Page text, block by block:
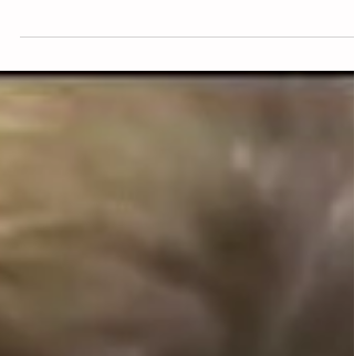
enfrentamiento entre dos grupos de
motonetos en la colonia Mesías, de la
zona norte de San Cristóbal...